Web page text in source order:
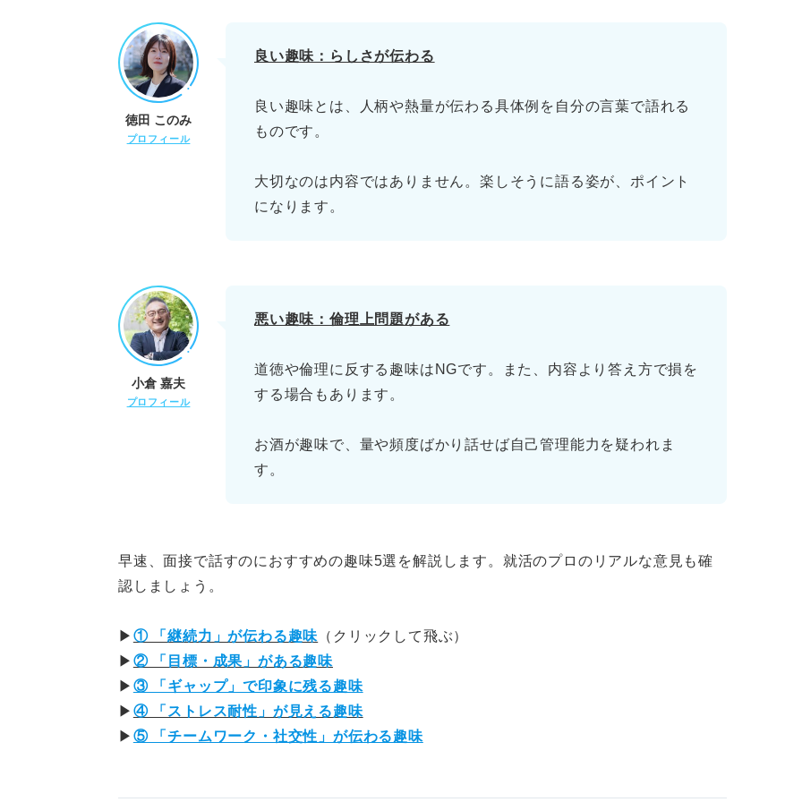
ゲーム
漫画
アイドル
【チェックリスト付き】回答の作り方
話す内容を「4段構成」で固める
①特にないと回答しない
③長い時間話しすぎない
徳田 このみ
プロフィール
良い趣味：らしさが伝わる
良い趣味とは、人柄や熱量が伝わる具体例を自分の言葉で語れる
ものです。
大切なのは内容ではありません。楽しそうに語る姿が、ポイント
になります。
小倉 嘉夫
プロフィール
悪い趣味：倫理上問題がある
道徳や倫理に反する趣味はNGです。また、内容より答え方で損を
する場合もあります。
お酒が趣味で、量や頻度ばかり話せば自己管理能力を疑われま
す。
早速、面接で話すのにおすすめの趣味5選を解説します。就活のプロのリアルな意見も確
認しましょう。
▶ ① 「継続力」が伝わる趣味 （クリックして飛ぶ）
▶ ② 「目標・成果」がある趣味
▶ ③ 「ギャップ」で印象に残る趣味
▶ ④ 「ストレス耐性」が見える趣味
▶ ⑤ 「チームワーク・社交性」が伝わる趣味